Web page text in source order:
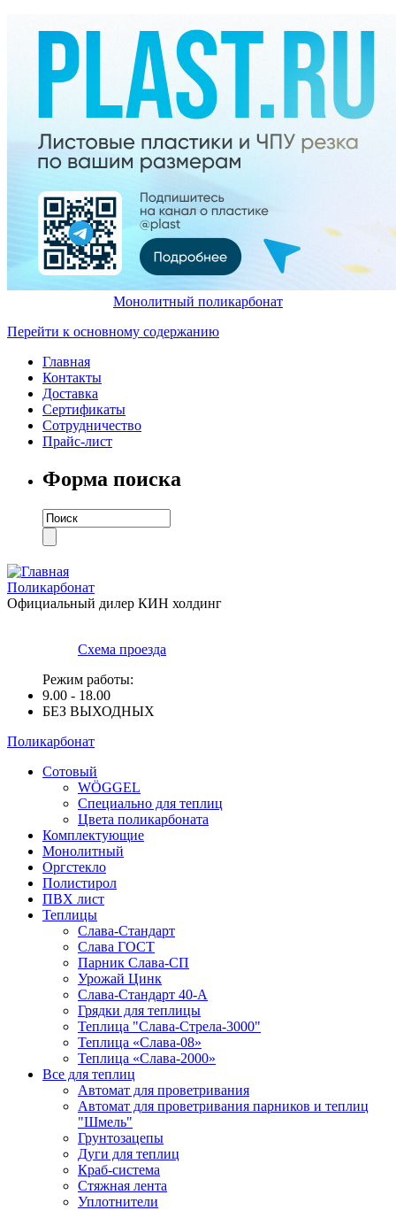
Монолитный поликарбонат
Перейти к основному содержанию
Главная
Контакты
Доставка
Сертификаты
Cотрудничество
Прайс-лист
Форма поиска
Поликарбонат
Официальный дилер КИН холдинг
Схема проезда
Режим работы:
9.00 - 18.00
БЕЗ ВЫХОДНЫХ
Поликарбонат
Сотовый
WÖGGEL
Специально для теплиц
Цвета поликарбоната
Комплектующие
Монолитный
Оргстекло
Полистирол
ПВХ лист
Теплицы
Слава-Стандарт
Слава ГОСТ
Парник Слава-СП
Урожай Цинк
Слава-Стандарт 40-А
Грядки для теплицы
Теплица "Слава-Стрела-3000"
Теплица «Слава-08»
Теплица «Слава-2000»
Все для теплиц
Автомат для проветривания
Автомат для проветривания парников и теплиц
"Шмель"
Грунтозацепы
Дуги для теплиц
Краб-система
Стяжная лента
Уплотнители